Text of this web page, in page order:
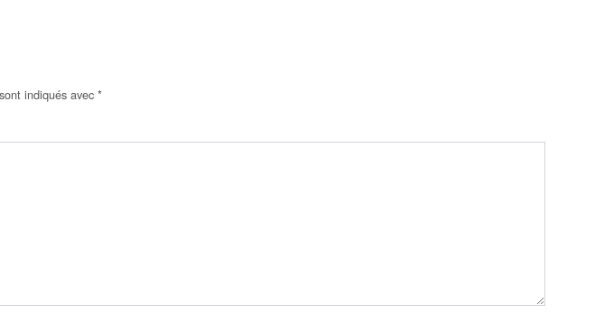
indiqués avec *